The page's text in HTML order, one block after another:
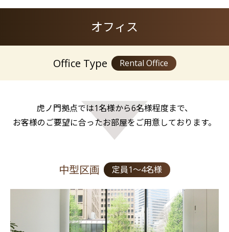
オフィス
Office Type Rental Office
虎ノ門拠点では1名様から6名様程度まで、
お客様のご要望に合ったお部屋をご用意しております。
中型区画 定員1～4名様